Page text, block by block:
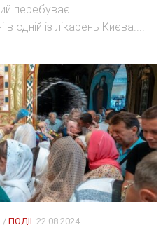
перебуває
в одній із лікарень Києва....
/ ПОДІЇ 22.08.2024